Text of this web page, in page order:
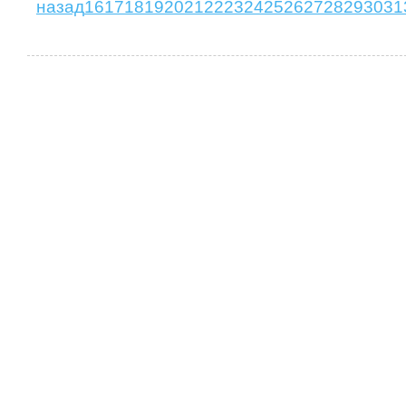
назад16171819202122232425262728293031